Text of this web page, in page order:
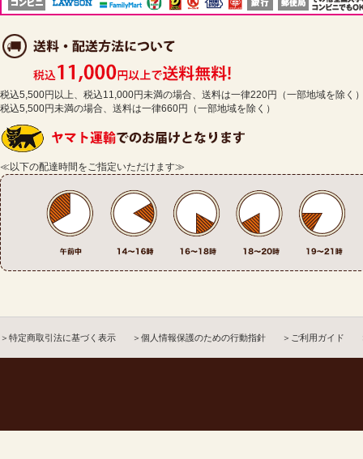
税込5,500円以上、税込11,000円未満の場合、送料は一律220円（一部地域を除く
税込5,500円未満の場合、送料は一律660円（一部地域を除く）
≪以下の配達時間をご指定いただけます≫
＞特定商取引法に基づく表示 ＞個人情報保護のための行動指針 ＞ご利用ガイド